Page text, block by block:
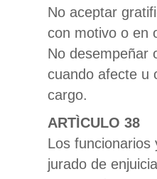
No aceptar
con motivo o en
No desempeñar
cuando afecte u
cargo.
ARTÌCULO 38
Los funcionarios
jurado de